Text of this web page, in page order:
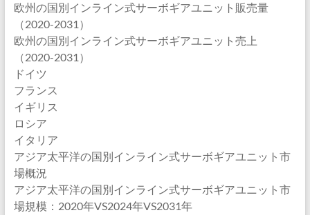
欧州の国別インライン式サーボギアユニット販売量
（2020-2031）
欧州の国別インライン式サーボギアユニット売上
（2020-2031）
ドイツ
フランス
イギリス
ロシア
イタリア
アジア太平洋の国別インライン式サーボギアユニット市
場概況
アジア太平洋の国別インライン式サーボギアユニット市
場規模：2020年VS2024年VS2031年